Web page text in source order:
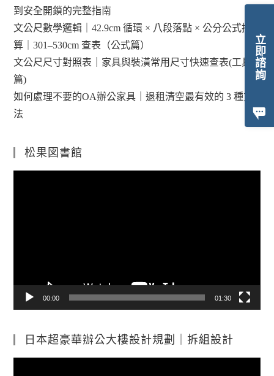
立即諮詢
到安全開鎖的完整指南
文公尺數學邏輯｜42.9cm 循環 × 八段落點 × 公分公式換
算｜301–530cm 查表（公式篇）
文公尺尺寸對照表｜家具與裝潢常用尺寸快速查表(工具
篇)
如何處理不要的OA辦公家具｜退租清空最有效的 3 種方
法
松果図書館
00:00 01:30
日本超豪華辦公大樓設計規劃｜拆組設計